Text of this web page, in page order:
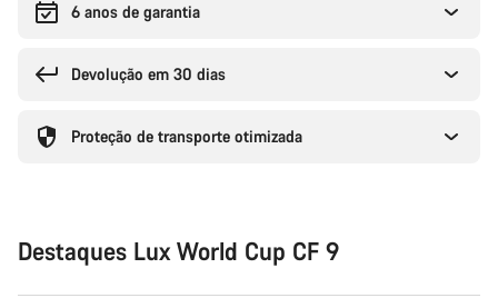
6 anos de garantia
Devolução em 30 dias
Proteção de transporte otimizada
Destaques Lux World Cup CF 9